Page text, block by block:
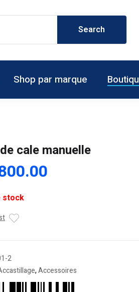
Shop par marque
cale manuelle
stock
2
,Accessoires